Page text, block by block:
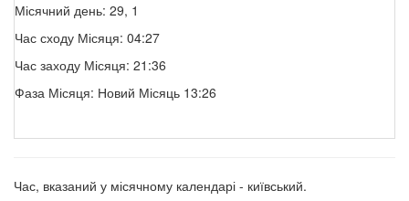
Місячний день: 29, 1
Час сходу Місяця: 04:27
Час заходу Місяця: 21:36
Фаза Місяця: Новий Місяць 13:26
Час, вказаний у місячному календарі - київський.